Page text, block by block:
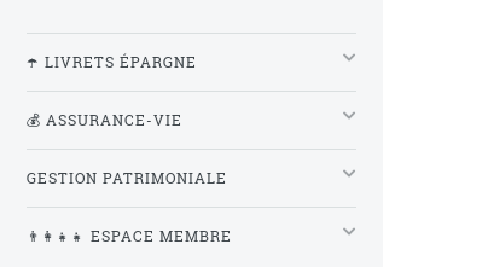
☂️ LIVRETS ÉPARGNE
💰 ASSURANCE-VIE
GESTION PATRIMONIALE
👨‍👩‍👧‍👧 ESPACE MEMBRE